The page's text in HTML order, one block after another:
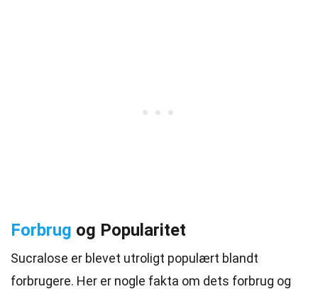
Forbrug og Popularitet
Sucralose er blevet utroligt populært blandt
forbrugere. Her er nogle fakta om dets forbrug og